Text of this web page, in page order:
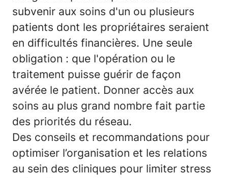
subvenir aux soins d'un ou plusieurs
patients dont les propriétaires seraient
en difficultés financières. Une seule
obligation : que l'opération ou le
traitement puisse guérir de façon
avérée le patient. Donner accès aux
soins au plus grand nombre fait partie
des priorités du réseau.
Des conseils et recommandations pour
optimiser l’organisation et les relations
au sein des cliniques pour limiter stress